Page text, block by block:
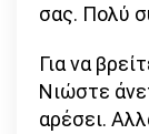
σας. Πολύ
Για να
Νιώστε
αρέσει.